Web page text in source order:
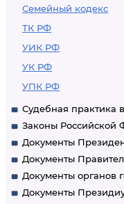
Семейный кодекс
ТК РФ
УИК РФ
УК РФ
УПК РФ
Судебная практика
Законы Российской
Документы
Документы
Документы органов
Документы